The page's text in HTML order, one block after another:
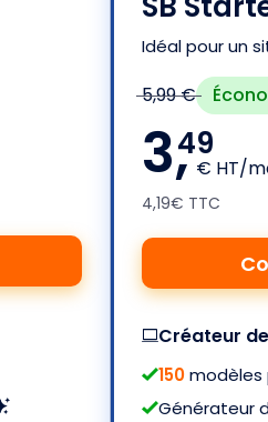
Idéal pour un
5,99 €
3,49
€ HT/
4,19€ TTC
Créateur
150modèles
Générateur